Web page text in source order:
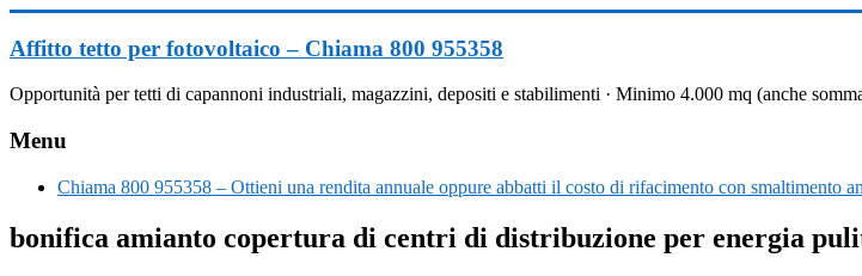
al
contenuto
Affitto tetto per fotovoltaico – Chiama 800 955358
Opportunità per tetti di capannoni industriali, magazzini, depositi e stabilimenti · Minimo 4.000 mq (anche
Menu
Chiama 800 955358 – Ottieni una rendita annuale oppure abbatti il costo di rifacimento con smaltimento
bonifica amianto copertura di centri di distribuzione per energia